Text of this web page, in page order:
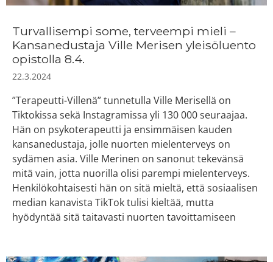
Turvallisempi some, terveempi mieli –
Kansanedustaja Ville Merisen yleisöluento
opistolla 8.4.
22.3.2024
”Terapeutti-Villenä” tunnetulla Ville Merisellä on
Tiktokissa sekä Instagramissa yli 130 000 seuraajaa.
Hän on psykoterapeutti ja ensimmäisen kauden
kansanedustaja, jolle nuorten mielenterveys on
sydämen asia. Ville Merinen on sanonut tekevänsä
mitä vain, jotta nuorilla olisi parempi mielenterveys.
Henkilökohtaisesti hän on sitä mieltä, että sosiaalisen
median kanavista TikTok tulisi kieltää, mutta
hyödyntää sitä taitavasti nuorten tavoittamiseen